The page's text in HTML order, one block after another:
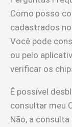
Como posso
cadastrados no
Você pode
ou pelo
verificar os
É possível
consultar meu
Não, a